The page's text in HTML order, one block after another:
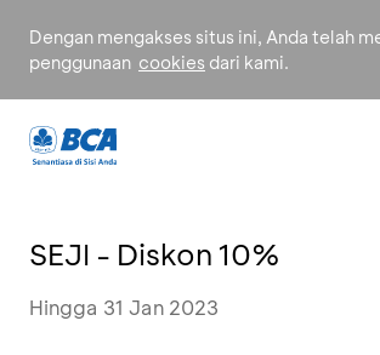
Dengan mengakses situs ini, Anda telah
penggunaan cookies dari kami.
SEJI - Diskon 10%
Hingga 31 Jan 2023